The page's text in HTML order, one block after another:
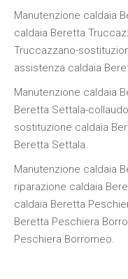
Manutenzione caldaia
caldaia Beretta
Truccazzano-
assistenza caldaia
Manutenzione caldaia
Beretta Settala-
sostituzione caldaia
Beretta Settala.
Manutenzione caldaia
riparazione caldaia
caldaia Beretta
Beretta Peschiera
Peschiera Borromeo.